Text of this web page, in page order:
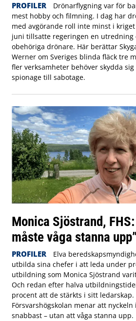
PROFILER
Drönarflygning var för
mest hobby och filmning. I dag har
med avgörande roll inte minst i
juni tillsatte regeringen en utredning
obehöriga drönare. Här berättar
Werner om Sveriges blinda fläck tre
fler verksamheter behöver skydda
spionage till sabotage.
Monica Sjöstrand,
måste våga stanna
PROFILER
Elva
utbilda sina chefer i att leda under
utbildning som Monica Sjöstrand
Och redan efter halva
procent att de stärkts i sitt
Försvarshögskolan menar att
snabbast – utan att våga stanna upp.